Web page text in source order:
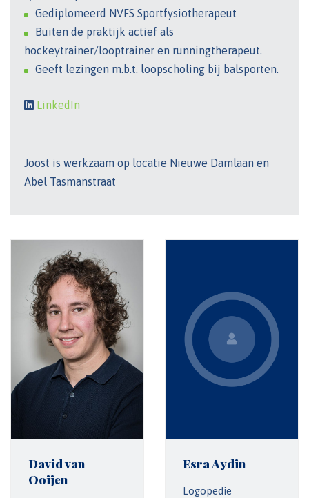
Gediplomeerd NVFS Sportfysiotherapeut
Buiten de praktijk actief als
hockeytrainer/looptrainer en runningtherapeut.
Geeft lezingen m.b.t. loopscholing bij balsporten.
LinkedIn
Joost is werkzaam op locatie Nieuwe Damlaan en
Abel Tasmanstraat
David van
Ooijen
Esra Aydin
Logopedie